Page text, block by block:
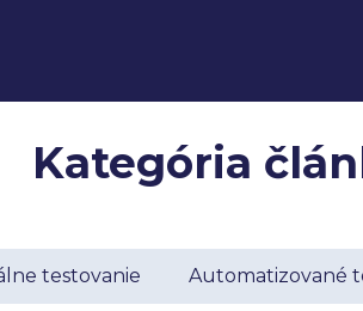
Kategória
testovanie Automatizované